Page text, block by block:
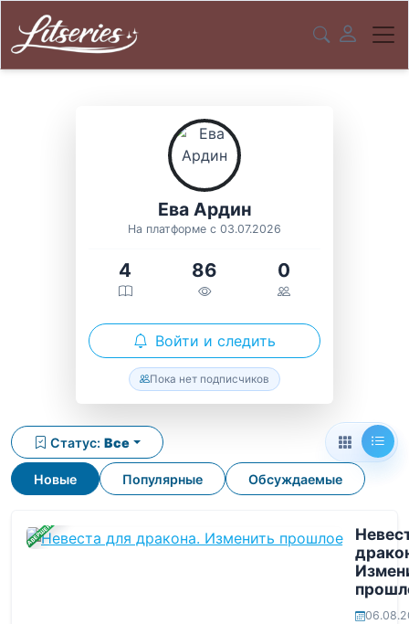
Ева Ардин
На платформе с 03.07.2026
4 86 0
Войти и следить
Пока нет подписчиков
Новые Популярные Обсуждаемые
Статус: Все
ЗАВЕРШЕНА